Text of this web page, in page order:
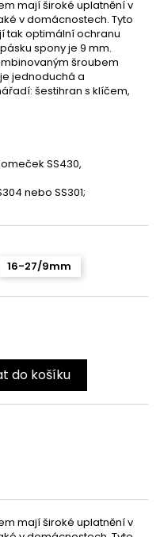
mají široké uplatnění v
v domácnostech. Tyto
tak optimální ochranu
spony je 9 mm.
šroubem
jednoduchá a
šestihran s klíčem,
SS430,
nebo SS301;
16-27/9mm
do košíku
mají široké uplatnění v